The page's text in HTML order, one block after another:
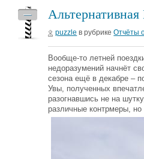
puzzle в рубрикеОтчёты
Вообще-то летней
недоразумений начнёт
сезона ещё в декабре –
Увы, полученных
разогнавшись не на
различные контрмеры,
—